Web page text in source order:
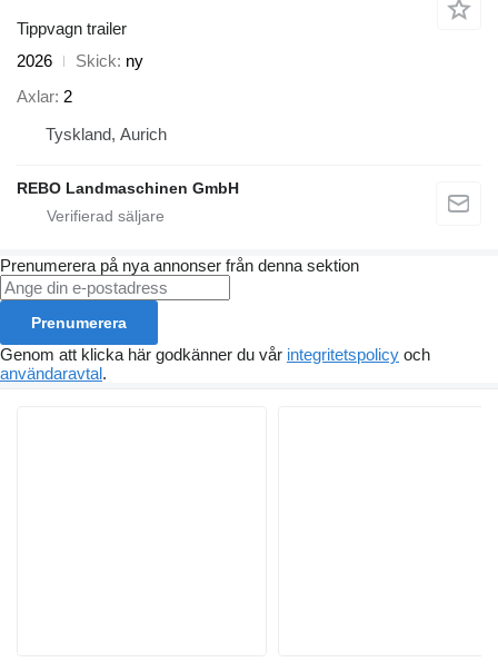
Tippvagn trailer
2026
Skick ny
Axlar 2
Tyskland, Aurich
REBO Landmaschinen GmbH
Prenumerera på nya annonser från denna sektion
Prenumerera
Genom att klicka här godkänner du vår integritetspolicy och
användaravtal.